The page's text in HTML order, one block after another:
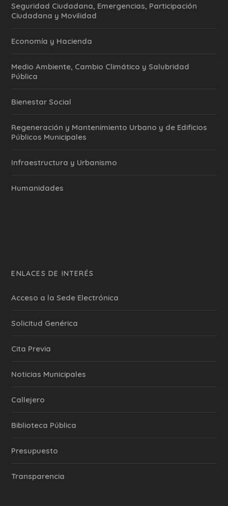
Seguridad Ciudadana, Emergencias, Participación
Ciudadana y Movilidad
Economía y Hacienda
Medio Ambiente, Cambio Climático y Salubridad
Pública
Bienestar Social
Regeneración y Mantenimiento Urbano y de Edificios
Públicos Municipales
Infraestructura y Urbanismo
Humanidades
ENLACES DE INTERÉS
Acceso a la Sede Electrónica
Solicitud Genérica
Cita Previa
‎Noticias Municipales
Callejero
Biblioteca Pública
Presupuesto
Transparencia